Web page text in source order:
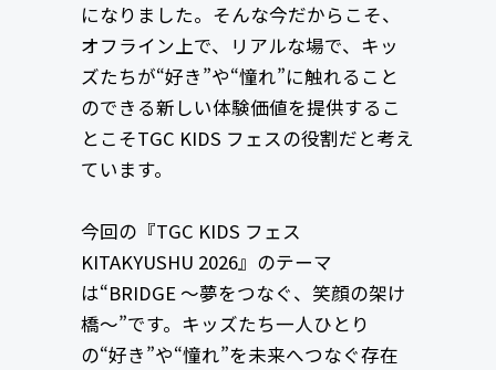
になりました。そんな今だからこそ、
オフライン上で、リアルな場で、キッ
ズたちが“好き”や“憧れ”に触れること
のできる新しい体験価値を提供するこ
とこそTGC KIDS フェスの役割だと考え
ています。
今回の『TGC KIDS フェス
KITAKYUSHU 2026』のテーマ
は“BRIDGE ～夢をつなぐ、笑顔の架け
橋～”です。キッズたち一人ひとり
の“好き”や“憧れ”を未来へつなぐ存在